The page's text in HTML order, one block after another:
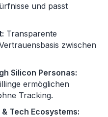
und passt
Transparente
zwischen
Silicon Personas:
ermöglichen
Tracking.
Tech Ecosystems: